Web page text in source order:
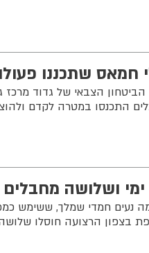
שתכננו
הצבאי של גדוד מרכז
התכנסו במטרה לקדם
ושלושה מחבלים
נעים חמדי שמלך, ששימש
בצפון הרצועה חוסלו